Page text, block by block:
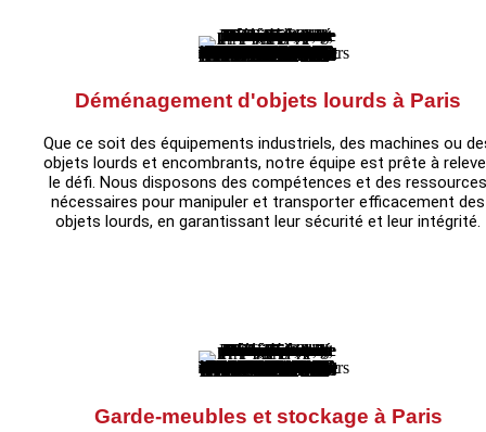
Déménagement d'objets lourds à Paris
Que ce soit des équipements industriels, des machines ou
objets lourds et encombrants, notre équipe est prête à
le défi. Nous disposons des compétences et des ressources
nécessaires pour manipuler et transporter efficacement des
objets lourds, en garantissant leur sécurité et leur intégrité.
Garde-meubles et stockage à Paris